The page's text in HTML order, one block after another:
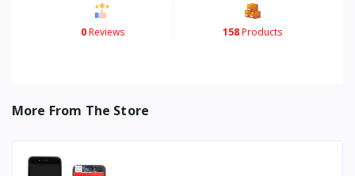
0Reviews 158Products
More From The Store